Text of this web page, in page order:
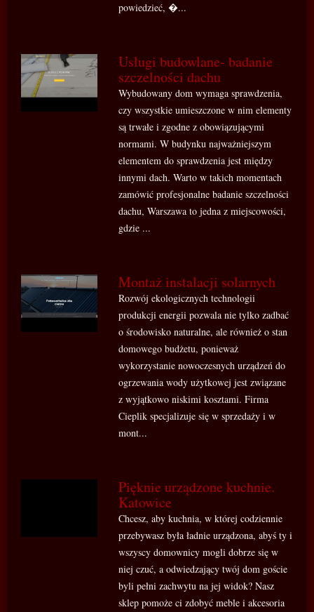
powiedzieć, �...
Usługi budowlane- badanie
szczelności dachu
Wybudowany dom wymaga sprawdzenia,
czy wszystkie umieszczone w nim elementy
są trwałe i zgodne z obowiązującymi
normami. W budynku najważniejszym
elementem do sprawdzenia jest między
innymi dach. Warto w takich momentach
zamówić profesjonalne badanie szczelności
dachu, Warszawa to jedna z miejscowości,
gdzie ...
Montaż instalacji solarnych
Rozwój ekologicznych technologii
produkcji energii pozwala nie tylko zadbać
o środowisko naturalne, ale również o stan
domowego budżetu, ponieważ
wykorzystanie nowoczesnych urządzeń do
ogrzewania wody użytkowej jest związane
z wyjątkowo niskimi kosztami. Firma
Cieplik specjalizuje się w sprzedaży i w
mont...
Pięknie urządzone kuchnie.
Katowice
Chcesz, aby kuchnia, w której codziennie
przebywasz była ładnie urządzona, abyś ty i
wszyscy domownicy mogli dobrze się w
niej czuć, a odwiedzający twój dom goście
byli pełni zachwytu na jej widok? Nasz
sklep pomoże ci zdobyć meble i akcesoria